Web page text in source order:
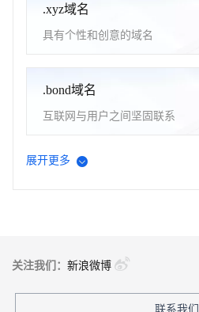
.xyz域名
具有个性和创意的域名
.bond域名
互联网与用户之间坚固联系
.online域名
展开更多
关注我们： 新浪微博
联系我们